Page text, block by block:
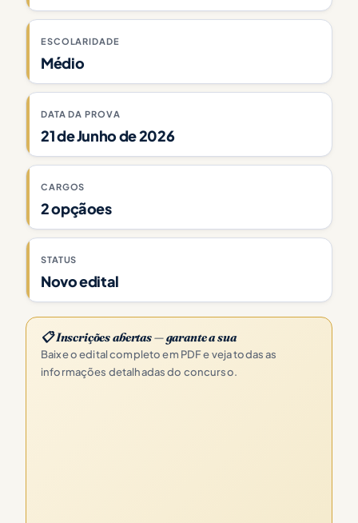
ESCOLARIDADE
Médio
DATA DA PROVA
21 de Junho de 2026
CARGOS
2 opçãoes
STATUS
Novo edital
📋 Inscrições abertas — garante a sua
Baixe o edital completo em PDF e veja todas as
informações detalhadas do concurso.